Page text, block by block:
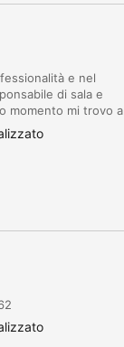
e nel
di sala e
momento mi trovo a
Charl...